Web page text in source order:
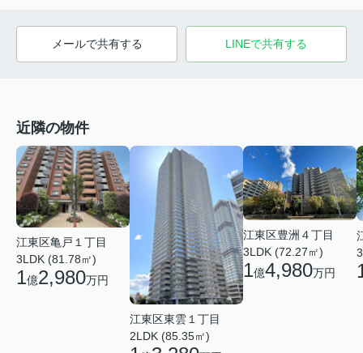
メールで共有する LINEで共有する
近隣の物件
江東区亀戸１丁目
3LDK (81.78㎡)
1億2,980万円
江東区東雲１丁目
2LDK (85.35㎡)
江東区豊洲４丁目
3LDK (72.27㎡)
1億4,980万円